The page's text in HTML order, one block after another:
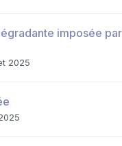
imposée
2025